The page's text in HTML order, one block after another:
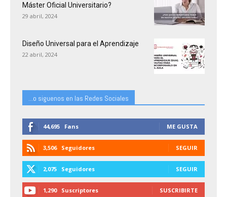
Máster Oficial Universitario?
29 abril, 2024
Diseño Universal para el Aprendizaje
22 abril, 2024
...o siguenos en las Redes Sociales
44,695 Fans ME GUSTA
3,506 Seguidores SEGUIR
2,075 Seguidores SEGUIR
1,290 Suscriptores SUSCRIBIRTE